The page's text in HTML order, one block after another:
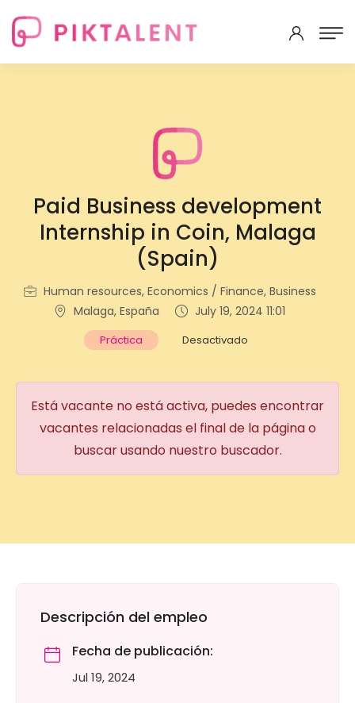
Paid Business development
Internship in Coin, Malaga
(Spain)
Human resources, Economics / Finance, Business
Malaga, España
July 19, 2024 11:01
Práctica Desactivado
Está vacante no está activa, puedes encontrar
vacantes relacionadas el final de la página o
buscar usando nuestro buscador.
Descripción del empleo
Fecha de publicación:
Jul 19, 2024